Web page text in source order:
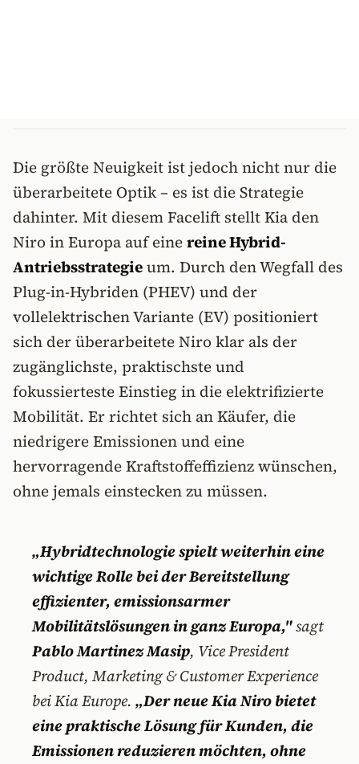
Die größte Neuigkeit ist jedoch nicht nur die
überarbeitete Optik – es ist die Strategie
dahinter. Mit diesem Facelift stellt Kia den
Niro in Europa auf einereine Hybrid-
Antriebsstrategieum. Durch den Wegfall des
Plug-in-Hybriden (PHEV) und der
vollelektrischen Variante (EV) positioniert
sich der überarbeitete Niro klar als der
zugänglichste, praktischste und
fokussierteste Einstieg in die elektrifizierte
Mobilität. Er richtet sich an Käufer, die
niedrigere Emissionen und eine
hervorragende Kraftstoffeffizienz wünschen,
ohne jemals einstecken zu müssen.
„Hybridtechnologie spielt weiterhin eine
wichtige Rolle bei der Bereitstellung
effizienter, emissionsarmer
Mobilitätslösungen in ganz Europa,"sagt
Pablo Martinez Masip, Vice President
Product, Marketing & Customer Experience
bei Kia Europe. „Der neue Kia Niro bietet
eine praktische Lösung für Kunden, die
Emissionen reduzieren möchten, ohne